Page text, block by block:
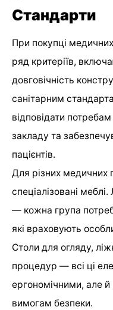
Стандарти
При покупці
ряд критеріїв,
довговічність
санітарним
відповідати
закладу та
пацієнтів.
Для різних медичних
спеціалізовані
— кожна група
які враховують
Столи для огляду,
процедур — всі ці
ергономічними, але й
вимогам безпеки.